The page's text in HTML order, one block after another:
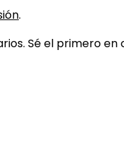
.
Sé el primero en